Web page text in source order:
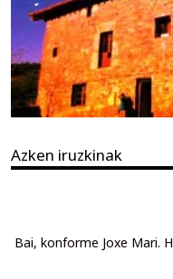
Azken iruzkinak
Bai, konforme Joxe Mari.